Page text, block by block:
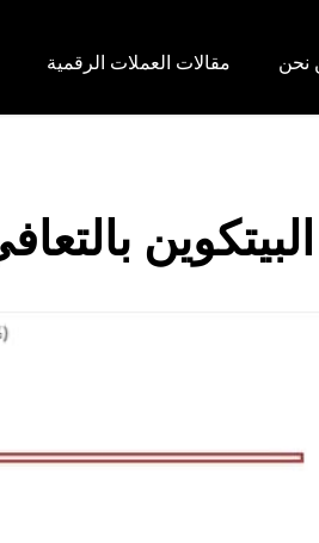
نحن مقالات العملات الرقمية